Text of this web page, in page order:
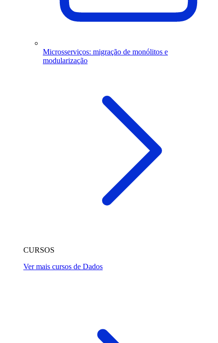
Microsserviços: migração de monólitos e
modularização
CURSOS
Ver mais cursos de Dados